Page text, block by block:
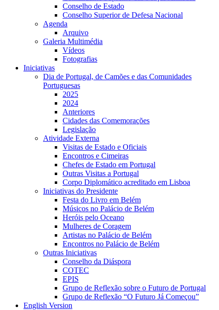
Conselho de Estado
Conselho Superior de Defesa Nacional
Agenda
Arquivo
Galeria Multimédia
Vídeos
Fotografias
Iniciativas
Dia de Portugal, de Camões e das Comunidades
Portuguesas
2025
2024
Anteriores
Cidades das Comemorações
Legislação
Atividade Externa
Visitas de Estado e Oficiais
Encontros e Cimeiras
Chefes de Estado em Portugal
Outras Visitas a Portugal
Corpo Diplomático acreditado em Lisboa
Iniciativas do Presidente
Festa do Livro em Belém
Músicos no Palácio de Belém
Heróis pelo Oceano
Mulheres de Coragem
Artistas no Palácio de Belém
Encontros no Palácio de Belém
Outras Iniciativas
Conselho da Diáspora
COTEC
EPIS
Grupo de Reflexão sobre o Futuro de Portugal
Grupo de Reflexão “O Futuro Já Começou”
English Version